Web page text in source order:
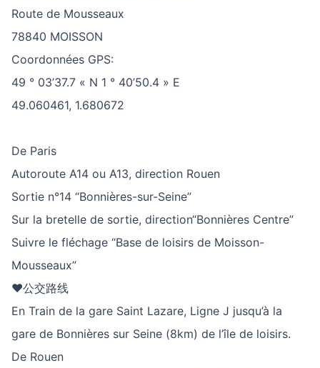
Route de Mousseaux
78840 MOISSON
Coordonnées GPS:
49 ° 03’37.7 « N 1 ° 40’50.4 » E
49.060461, 1.680672
De Paris
Autoroute A14 ou A13, direction Rouen
Sortie n°14 “Bonnières-sur-Seine”
Sur la bretelle de sortie, direction“Bonnières Centre”
Suivre le fléchage “Base de loisirs de Moisson-
Mousseaux”
♥公交路线
En Train de la gare Saint Lazare, Ligne J jusqu’à la
gare de Bonnières sur Seine (8km) de l’île de loisirs.
De Rouen